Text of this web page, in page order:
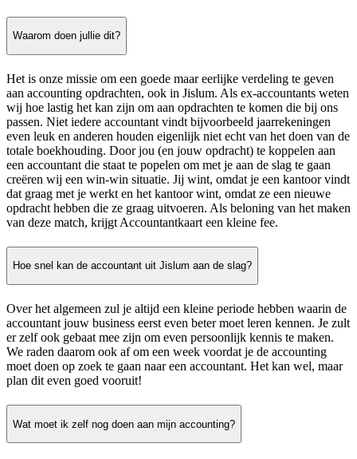
Waarom doen jullie dit?
Het is onze missie om een goede maar eerlijke verdeling te geven
aan accounting opdrachten, ook in Jislum. Als ex-accountants weten
wij hoe lastig het kan zijn om aan opdrachten te komen die bij ons
passen. Niet iedere accountant vindt bijvoorbeeld jaarrekeningen
even leuk en anderen houden eigenlijk niet echt van het doen van de
totale boekhouding. Door jou (en jouw opdracht) te koppelen aan
een accountant die staat te popelen om met je aan de slag te gaan
creëren wij een win-win situatie. Jij wint, omdat je een kantoor vindt
dat graag met je werkt en het kantoor wint, omdat ze een nieuwe
opdracht hebben die ze graag uitvoeren. Als beloning van het maken
van deze match, krijgt Accountantkaart een kleine fee.
Hoe snel kan de accountant uit Jislum aan de slag?
Over het algemeen zul je altijd een kleine periode hebben waarin de
accountant jouw business eerst even beter moet leren kennen. Je zult
er zelf ook gebaat mee zijn om even persoonlijk kennis te maken.
We raden daarom ook af om een week voordat je de accounting
moet doen op zoek te gaan naar een accountant. Het kan wel, maar
plan dit even goed vooruit!
Wat moet ik zelf nog doen aan mijn accounting?